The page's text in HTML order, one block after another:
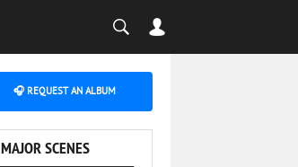
🎧 REQUEST AN ALBUM
MAJOR SCENES